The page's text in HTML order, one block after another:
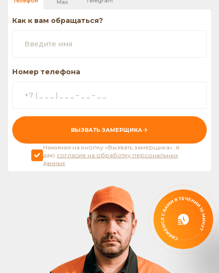
Max
Как к вам обращаться?
Номер телефона
ВЫЗВАТЬ ЗАМЕРЩИКА
Нажимая на кнопку «Вызвать замерщика», я
даю согласие на обработку персональных
данных